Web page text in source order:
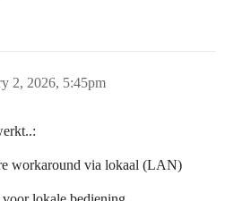
2, 2026, 5:45pm
workaround via lokaal (LAN)